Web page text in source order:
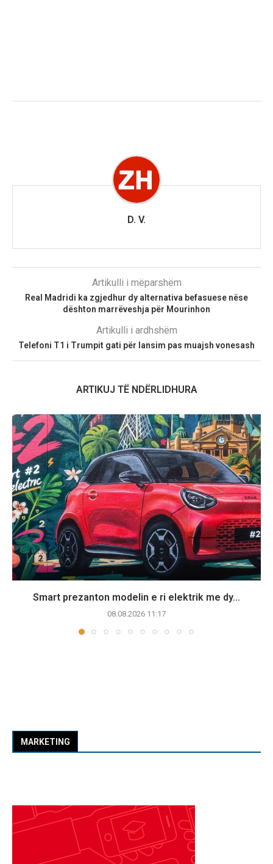
D. V.
Artikulli i mëparshëm
Real Madridi ka zgjedhur dy alternativa befasuese nëse
dështon marrëveshja për Mourinhon
Artikulli i ardhshëm
Telefoni T1 i Trumpit gati për lansim pas muajsh vonesash
ARTIKUJ TË NDËRLIDHURA
Smart prezanton modelin e ri elektrik me dy...
08.08.2026 11:17
MARKETING